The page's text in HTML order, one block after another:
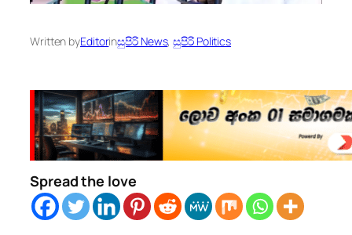
Written byEditorinසුපිරි News, සුපිරි Politics
Spread the love